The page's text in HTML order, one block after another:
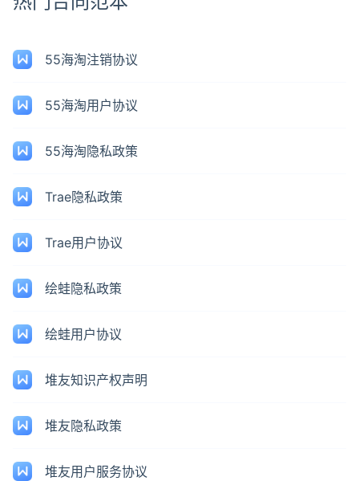
55海淘注销协议
55海淘用户协议
55海淘隐私政策
Trae隐私政策
Trae用户协议
绘蛙隐私政策
绘蛙用户协议
堆友知识产权声明
堆友隐私政策
堆友用户服务协议